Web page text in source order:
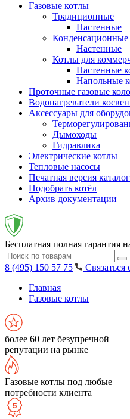
Газовые котлы
Традиционные
Настенные
Конденсационные
Настенные
Котлы для
Настенные
Напольные
Проточные газовые
Водонагреватели
Аксессуары для
Дымоходы
Гидравлика
Электрические котлы
Тепловые насосы
Печатная версия
Подобрать котёл
Архив документации
Бесплатная полная гарантия
8 (495) 150 57 75
Связаться
Главная
Газовые котлы
более 60 лет безупречной
репутации на рынке
Газовые котлы под любые
потребности клиента